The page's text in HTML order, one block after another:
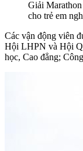
Giải
cho trẻ em
Các vận động viên
Hội LHPN và Hội
học, Cao đẳng;